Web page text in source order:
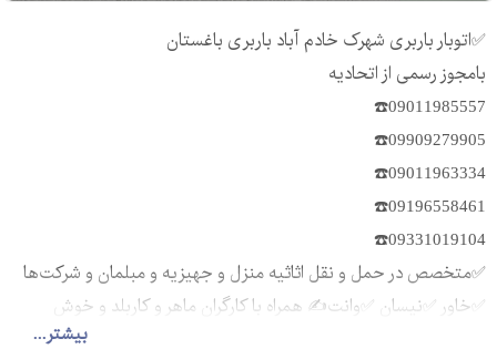
بیشتر...
✅️اتوبار باربری شهرک خادم آباد باربری باغستان
بامجوز رسمی از اتحادیه
09011985557☎️
09909279905☎️
09011963334☎️
09196558461☎️
09331019104☎️
✅️متخصص در حمل و نقل اثاثیه منزل و جهیزیه و مبلمان و شرکت‌ها
✅️خاور ✅️نیسان ✅️وانت✍️ همراه با کارگران ماهر و کاربلد و خوش